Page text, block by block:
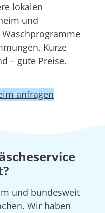
lokalen
und
Kurze
– gute Preise.
anfragen
und bundesweit
Wir haben